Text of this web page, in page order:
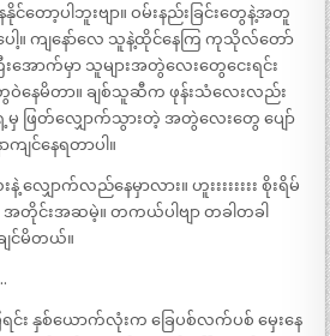
င်တော့ပါဘူးဗျာ။ ဝမ်းနည်းခြင်းတွေနဲ့အတူ
ပေါ့။ ကျနော်လေ သူနဲ့ထိုင်နေကြ ကုသိုလ်တော်
အောက်မှာ သူများအတွဲလေးတွေငေးရင်း
ေဝဲနေမိတာ။ ချစ်သူဆီက ဖုန်းသံလေးလည်း
ေ့မှ ဖြတ်လျှောက်သွားတဲ့ အတွဲလေးတွေ ပျော်
ကျင်နေရတာပါ။
ျှောက်လည်နေမှာလား။ ဟူးးးးးးးး စိုးရိမ်
င်းအဆမဲ့။ တကယ်ပါဗျာ တခါတခါ
င်မိတယ်။
င်း နှစ်ယောက်လုံးက ခြေပစ်လက်ပစ် မှေးနေ